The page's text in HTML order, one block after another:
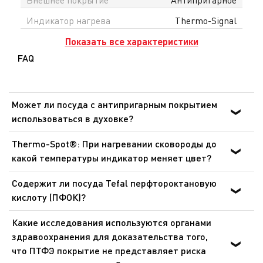
Индикатор нагрева
Thermo-Signal
Показать все характеристики
FAQ
Может ли посуда с антипригарным покрытием
использоваться в духовке?
Для приготовления пищи в духовке могут
использоваться только сковороды, ковши и сотейники
линейки Ingenio со съемными ручками, при этом
съемные ручки должны быть предварительно сняты.
Посуда никогда не должна использоваться в
микроволновых печах и аэрогрилях.
Thermo-Spot®: При нагревании сковороды до
какой температуры индикатор меняет цвет?
Сковороды: от 140 °C до 195 °C. Сковороды для блинов:
от 165 °C до 240 °C. Это оптимальная температура для
обжарки и готовки. Данный индикатор позволяет
готовить более здоровую пищу при идеальной
температуре.
Содержит ли посуда Tefal перфтороктановую
кислоту (ПФОК)?
Нет. Посуда Tefal с антипригарным покрытием не
содержит перфтороктановую кислоту (ПФОК). Это
подтверждают результаты регулярных проверок,
проводимых независимыми лабораториями, в ходе
Какие исследования используются органами
здравоохранения для доказательства того,
что ПТФЭ покрытие не представляет риска